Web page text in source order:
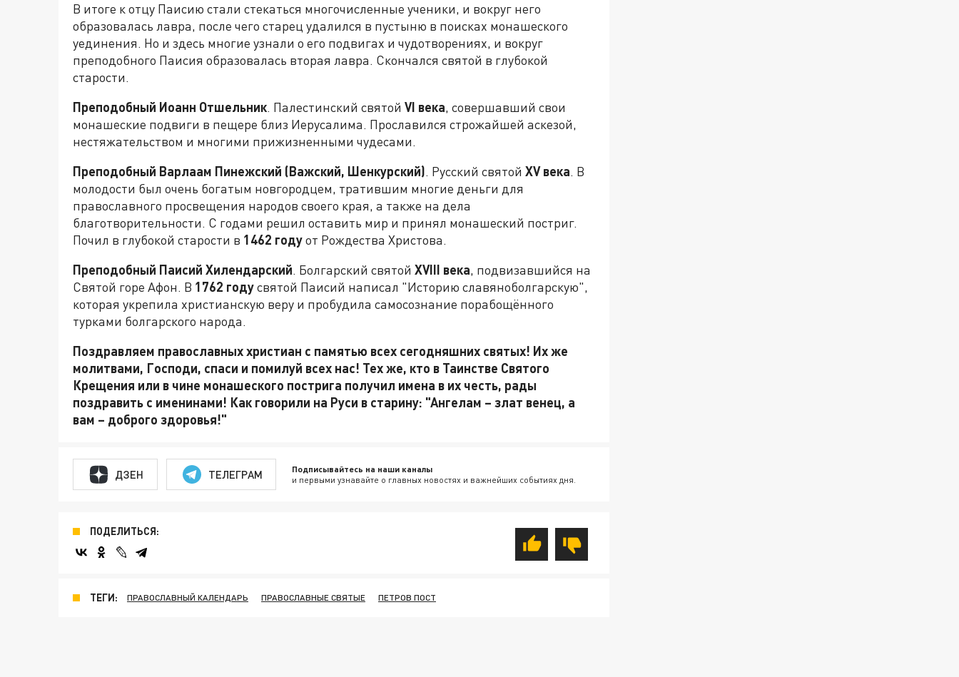
В итоге к отцу Паисию стали стекаться многочисленные ученики, и вокруг него
образовалась лавра, после чего старец удалился в пустыню в поисках монашеского
уединения. Но и здесь многие узнали о его подвигах и чудотворениях, и вокруг
преподобного Паисия образовалась вторая лавра. Скончался святой в глубокой
старости.
Преподобный Иоанн Отшельник. Палестинский святой VI века, совершавший свои
монашеские подвиги в пещере близ Иерусалима. Прославился строжайшей аскезой,
нестяжательством и многими прижизненными чудесами.
Преподобный Варлаам Пинежский (Важский, Шенкурский). Русский святой XVвека. В
молодости был очень богатым новгородцем, тратившим многие деньги для
православного просвещения народов своего края, а также на дела
благотворительности. С годами решил оставить мир и принял монашеский постриг.
Почил в глубокой старости в 1462 годуот Рождества Христова.
Преподобный Паисий Хилендарский. Болгарский святой XVIII века, подвизавшийся на
Святой горе Афон. В 1762 годусвятой Паисий написал "Историю славяноболгарскую",
которая укрепила христианскую веру и пробудила самосознание порабощённого
турками болгарского народа.
Поздравляем православных христиан с памятью всех сегодняшних святых! Их же
молитвами, Господи, спаси и помилуй всех нас! Тех же, кто в Таинстве Святого
Крещения или в чине монашеского пострига получил имена в их честь, рады
поздравить с именинами! Как говорили на Руси в старину: "Ангелам – злат венец, а
вам – доброго здоровья!"
ДЗЕН ТЕЛЕГРАМ Подписывайтесь на наши каналы
и первыми узнавайте о главных новостях и важнейших событиях дня.
ПОДЕЛИТЬСЯ:
ТЕГИ: ПРАВОСЛАВНЫЙ КАЛЕНДАРЬ ПРАВОСЛАВНЫЕ СВЯТЫЕ ПЕТРОВ ПОСТ